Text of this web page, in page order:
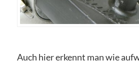
Auch hier erkennt man wie